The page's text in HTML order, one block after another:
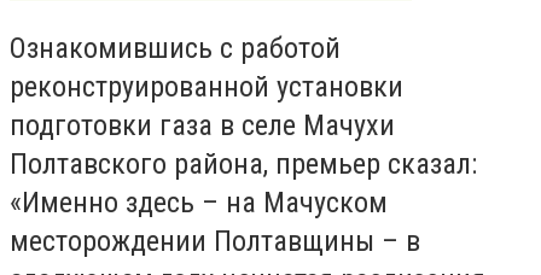
Ознакомившись с работой
реконструированной установки
подготовки газа в селе Мачухи
Полтавского района, премьер сказал:
«Именно здесь – на Мачуском
месторождении Полтавщины – в